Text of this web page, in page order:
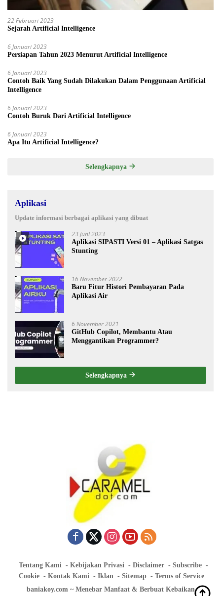
22 Februari 2023
Sejarah Artificial Intelligence
6 Januari 2023
Persiapan Tahun 2023 Menurut Artificial Intelligence
6 Januari 2023
Contoh Baik Yang Sudah Dilakukan Dalam Penggunaan Artificial
Intelligence
6 Januari 2023
Contoh Buruk Dari Artificial Intelligence
6 Januari 2023
Apa Itu Artificial Intelligence?
Selengkapnya
Aplikasi
Update informasi berbagai aplikasi yang dibuat
23 Juni 2023
Aplikasi SIPASTI Versi 01 – Aplikasi Satgas
Stunting
16 November 2022
Baru Fitur Histori Pembayaran Pada
Aplikasi Air
6 November 2021
GitHub Copilot, Membantu Atau
Menggantikan Programmer?
Selengkapnya
Tentang Kami Kebijakan Privasi Disclaimer
Subscribe
Cookie
Kontak Kami Iklan Sitemap
Terms of Service
baniakoy.com ~ Menebar Manfaat & Berbuat Kebaikan